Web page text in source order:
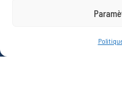
Vous
Photos